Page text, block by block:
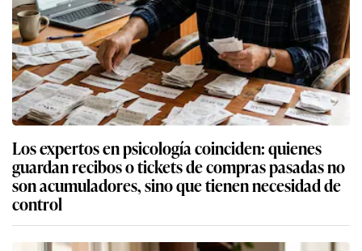
Los expertos en psicología coinciden: quienes
guardan recibos o tickets de compras pasadas no
son acumuladores, sino que tienen necesidad de
control